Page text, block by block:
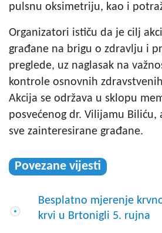
pulsnu oksimetriju, kao i
Organizatori ističu da je cilj
građane na brigu o zdravlju i
preglede, uz naglasak na
kontrole osnovnih
Akcija se održava u sklopu
posvećenog dr. Vilijamu Biliću,
sve zainteresirane građane.
Povezane vijesti
Besplatno mjerenje
krvi u Brtonigli 5. rujna